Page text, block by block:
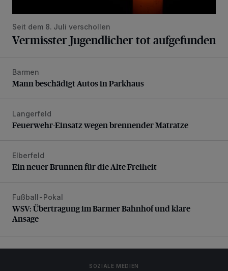
Seit dem 8. Juli verschollen
Vermisster Jugendlicher tot aufgefunden
Mann beschädigt Autos in Parkhaus
Barmen
Mann beschädigt Autos in Parkhaus
Feuerwehr-Einsatz wegen brennender Matratze
Langerfeld
Feuerwehr-Einsatz wegen brennender Matratze
Ein neuer Brunnen für die Alte Freiheit
Elberfeld
Ein neuer Brunnen für die Alte Freiheit
WSV: Übertragung im Barmer Bahnhof und klare Ansage
Fußball-Pokal
WSV: Übertragung im Barmer Bahnhof und klare
Ansage
SOZIALE MEDIEN